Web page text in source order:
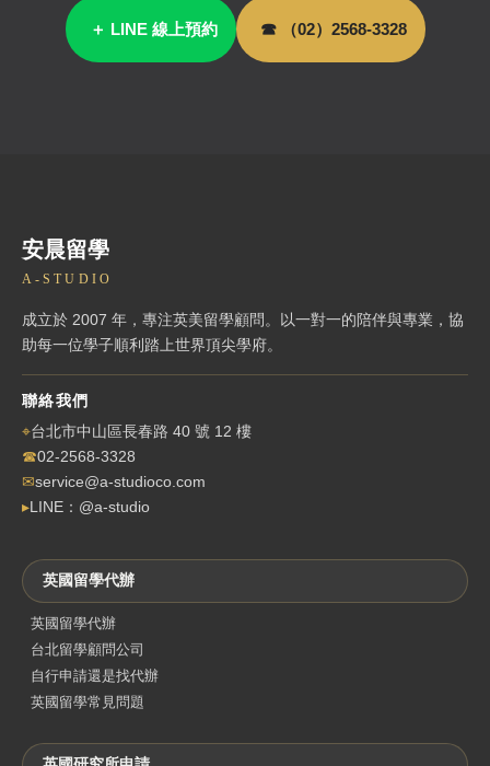
＋ LINE 線上預約 ☎ （02）2568-3328
安晨留學
A-STUDIO
成立於 2007 年，專注英美留學顧問。以一對一的陪伴與專業，協
助每一位學子順利踏上世界頂尖學府。
聯絡我們
⌖台北市中山區長春路 40 號 12 樓
☎02-2568-3328
✉service@a-studioco.com
▸LINE：@a-studio
英國留學代辦
英國留學代辦
台北留學顧問公司
自行申請還是找代辦
英國留學常見問題